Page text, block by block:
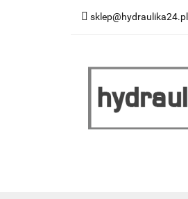
sklep@hydraulika24.pl